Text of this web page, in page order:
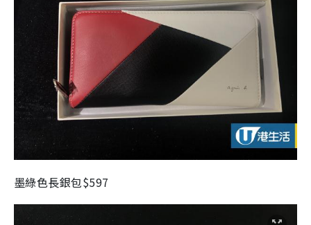
墨綠色長銀包$597